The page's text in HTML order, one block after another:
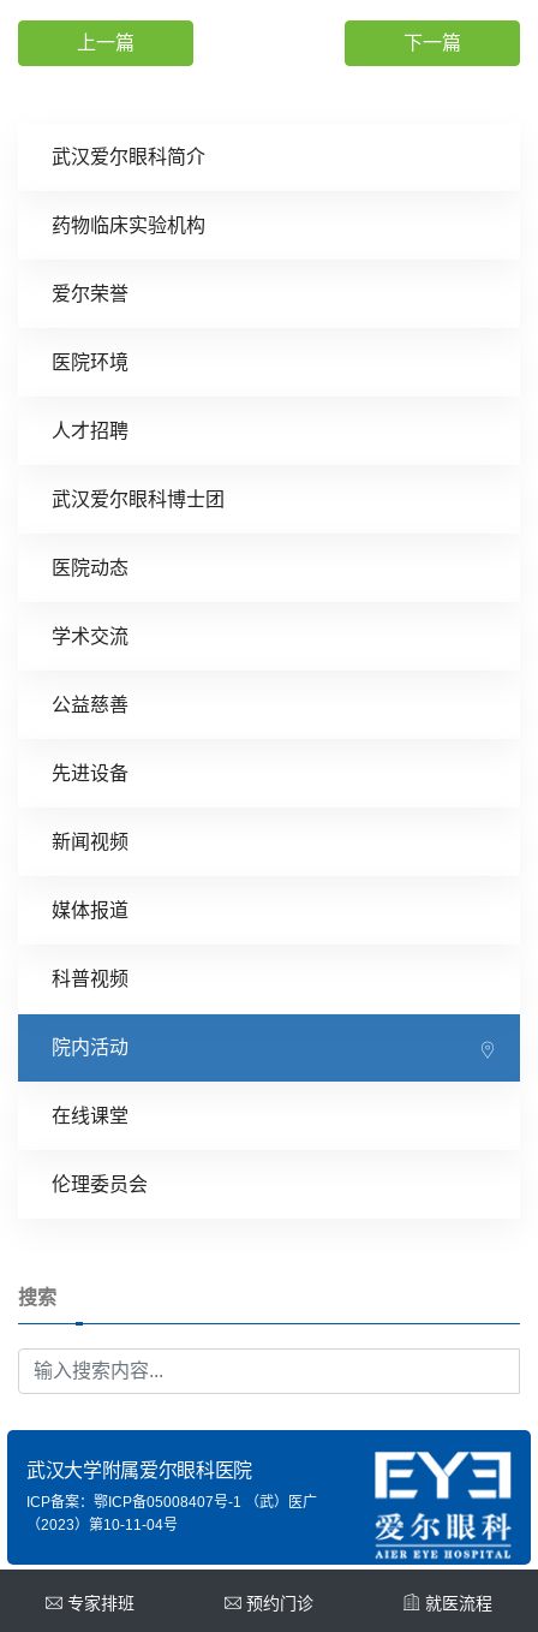
武汉爱尔眼科简介
药物临床实验机构
爱尔荣誉
医院环境
人才招聘
武汉爱尔眼科博士团
医院动态
学术交流
公益慈善
先进设备
新闻视频
媒体报道
科普视频
院内活动
在线课堂
伦理委员会
搜索
上一篇 下一篇
武汉大学附属爱尔眼科医院
ICP备案：鄂ICP备05008407号-1 （武）医广
（2023）第10-11-04号
专家排班 预约门诊 就医流程